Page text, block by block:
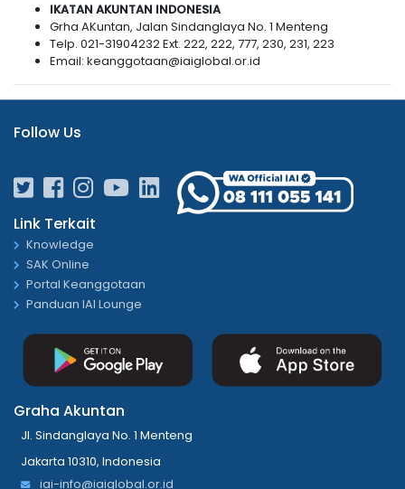
IKATAN AKUNTAN INDONESIA
Grha AKuntan, Jalan Sindanglaya No. 1 Menteng
Telp. 021-31904232 Ext. 222, 222, 777, 230, 231, 223
Email: keanggotaan@iaiglobal.or.id
Follow Us
Link Terkait
Knowledge
SAK Online
Portal Keanggotaan
Panduan IAI Lounge
Graha Akuntan
Jl. Sindanglaya No. 1 Menteng
Jakarta 10310, Indonesia
iai-info@iaiglobal.or.id